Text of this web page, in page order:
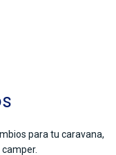
para tu caravana,